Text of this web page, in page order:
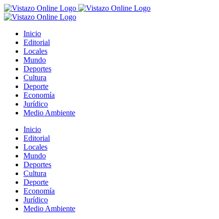
Saltar
al
Inicio
Editorial
Locales
Mundo
Deportes
Cultura
Deporte
Economía
Jurídico
Medio Ambiente
Inicio
Editorial
Locales
Mundo
Deportes
Cultura
Deporte
Economía
Jurídico
Medio Ambiente